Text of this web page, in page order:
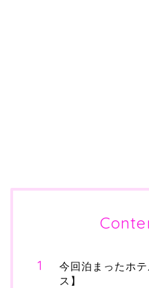
今回泊まったホ
ス】